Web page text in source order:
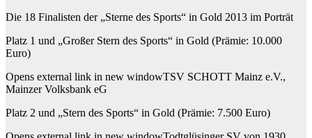
Die 18 Finalisten der „Sterne des Sports“ in Gold 2013 im Porträt
Platz 1 und „Großer Stern des Sports“ in Gold (Prämie: 10.000
Euro)
Opens external link in new windowTSV SCHOTT Mainz e.V.,
Mainzer Volksbank eG
Platz 2 und „Stern des Sports“ in Gold (Prämie: 7.500 Euro)